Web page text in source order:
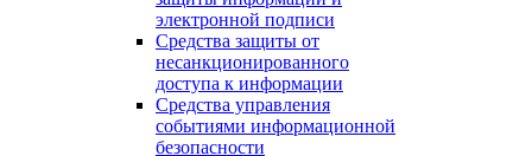
электронной подписи
Средства защиты от
несанкционированного
доступа к информации
Средства управления
событиями информационной
безопасности